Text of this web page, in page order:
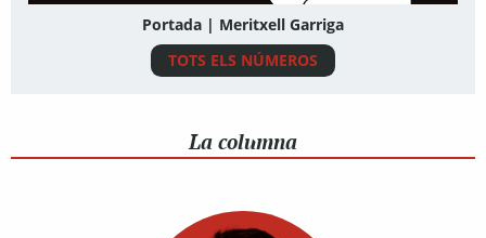
Portada | Meritxell Garriga
TOTS ELS NÚMEROS
La columna